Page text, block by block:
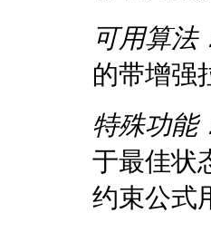
可用算法
的带增强
特殊功能
于最佳状
约束公式